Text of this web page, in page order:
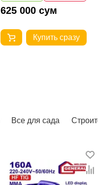
5 500 000 сум
Купить сразу
Все для сада